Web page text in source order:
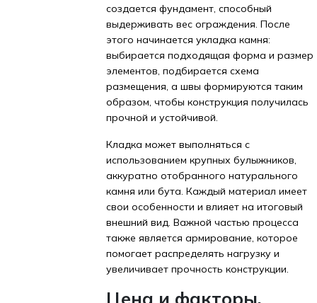
создается фундамент, способный
выдерживать вес ограждения. После
этого начинается укладка камня:
выбирается подходящая форма и размер
элементов, подбирается схема
размещения, а швы формируются таким
образом, чтобы конструкция получилась
прочной и устойчивой.
Кладка может выполняться с
использованием крупных булыжников,
аккуратно отобранного натурального
камня или бута. Каждый материал имеет
свои особенности и влияет на итоговый
внешний вид. Важной частью процесса
также является армирование, которое
помогает распределять нагрузку и
увеличивает прочность конструкции.
Цена и факторы,